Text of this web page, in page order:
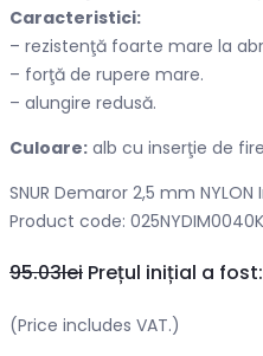
Caracteristici:
– rezistenţă foarte mare la
– forţă de rupere mare.
– alungire redusă.
Culoare: alb cu inserţie de
SNUR Demaror 2,5 mm
Product code:
95.03lei Prețul inițial a
(Price includes VAT.)